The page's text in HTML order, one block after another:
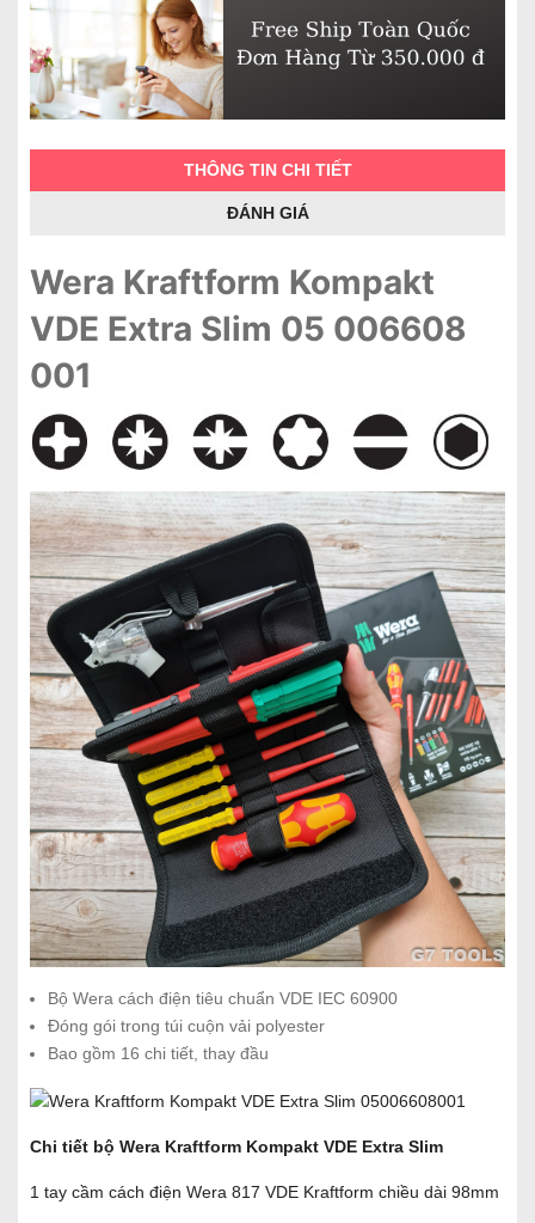
THÔNG TIN CHI TIẾT
ĐÁNH GIÁ
Wera Kraftform Kompakt
VDE Extra Slim 05 006608
001
Bộ Wera cách điện tiêu chuẩn VDE IEC 60900
Đóng gói trong túi cuộn vải polyester
Bao gồm 16 chi tiết, thay đầu
Chi tiết bộ Wera Kraftform Kompakt VDE Extra Slim
1 tay cầm cách điện Wera 817 VDE Kraftform chiều dài 98mm